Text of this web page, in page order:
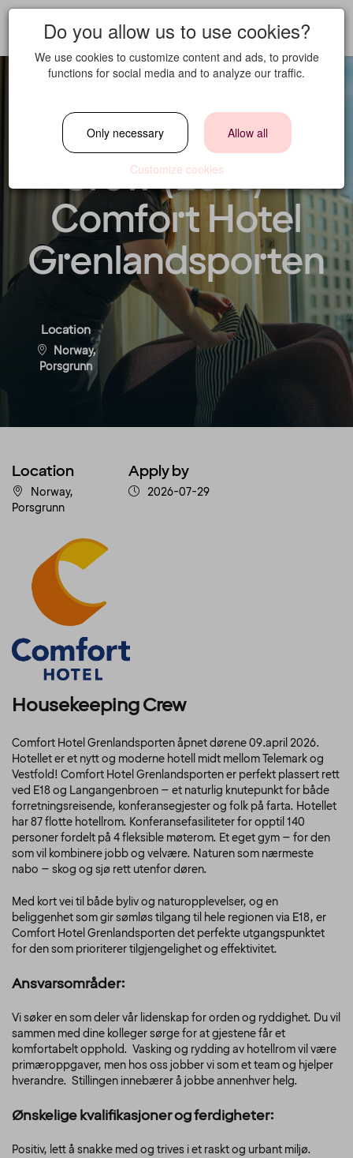
Housekeeping
Crew (20%) -
Comfort Hotel
Grenlandsporten
Location
Norway,
Porsgrunn
Location
Norway,
Porsgrunn
Apply by
2026-07-29
Housekeeping Crew
Comfort Hotel Grenlandsporten åpnet dørene 09.april 2026.
Hotellet er et nytt og moderne hotell midt mellom Telemark og
Vestfold! Comfort Hotel Grenlandsporten er perfekt plassert rett
ved E18 og Langangenbroen – et naturlig knutepunkt for både
forretningsreisende, konferansegjester og folk på farta. Hotellet
har 87 flotte hotellrom. Konferansefasiliteter for opptil 140
personer fordelt på 4 fleksible møterom. Et eget gym – for den
som vil kombinere jobb og velvære. Naturen som nærmeste
nabo – skog og sjø rett utenfor døren.
Med kort vei til både byliv og naturopplevelser, og en
beliggenhet som gir sømløs tilgang til hele regionen via E18, er
Comfort Hotel Grenlandsporten det perfekte utgangspunktet
for den som prioriterer tilgjengelighet og effektivitet.
Ansvarsområder:
Vi søker en som deler vår lidenskap for orden og ryddighet. Du vil
sammen med dine kolleger sørge for at gjestene får et
komfortabelt opphold. Vasking og rydding av hotellrom vil være
primæroppgaver, men hos oss jobber vi som et team og hjelper
hverandre. Stillingen innebærer å jobbe annenhver helg.
Ønskelige kvalifikasjoner og ferdigheter:
Positiv, lett å snakke med og trives i et raskt og urbant miljø.
Do you allow us to use cookies?
We use cookies to customize content and ads, to provide
functions for social media and to analyze our traffic.
Only necessary Allow all
Customize cookies